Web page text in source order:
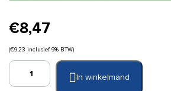
€8,47
(€9,23 inclusief 9% BTW)
Cederroth
In winkelmand